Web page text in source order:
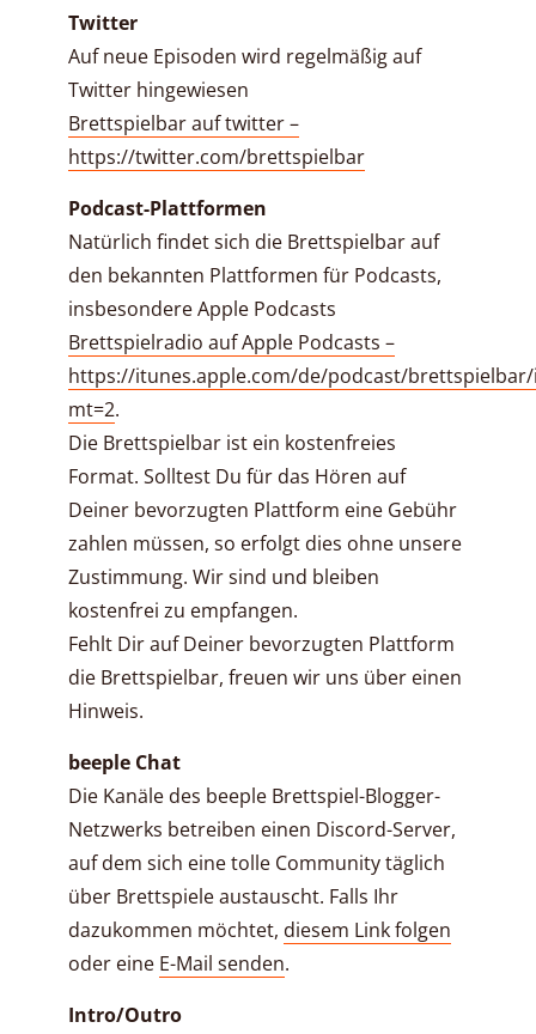
Twitter
Auf neue Episoden wird regelmäßig auf
Twitter hingewiesen
Brettspielbar auf twitter –
https://twitter.com/brettspielbar
Podcast-Plattformen
Natürlich findet sich die Brettspielbar auf
den bekannten Plattformen für Podcasts,
insbesondere Apple Podcasts
Brettspielradio auf Apple Podcasts –
https://itunes.apple.com/de/podcast/brettspielbar/
mt=2.
Die Brettspielbar ist ein kostenfreies
Format. Solltest Du für das Hören auf
Deiner bevorzugten Plattform eine Gebühr
zahlen müssen, so erfolgt dies ohne unsere
Zustimmung. Wir sind und bleiben
kostenfrei zu empfangen.
Fehlt Dir auf Deiner bevorzugten Plattform
die Brettspielbar, freuen wir uns über einen
Hinweis.
beeple Chat
Die Kanäle des beeple Brettspiel-Blogger-
Netzwerks betreiben einen Discord-Server,
auf dem sich eine tolle Community täglich
über Brettspiele austauscht. Falls Ihr
dazukommen möchtet, diesem Link folgen
oder eine E-Mail senden.
Intro/Outro